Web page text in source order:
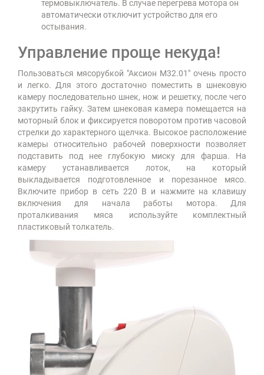
термовыключатель. В случае перегрева мотора он
автоматически отключит устройство для его
остывания.
Управление проще некуда!
Пользоваться мясорубкой "Аксион М32.01" очень просто
и легко. Для этого достаточно поместить в шнековую
камеру последовательно шнек, нож и решетку, после чего
закрутить гайку. Затем шнековая камера помещается на
моторный блок и фиксируется поворотом против часовой
стрелки до характерного щелчка. Высокое расположение
камеры относительно рабочей поверхности позволяет
подставить под нее глубокую миску для фарша. На
камеру устанавливается лоток, на который
выкладывается подготовленное и порезанное мясо.
Включите прибор в сеть 220 В и нажмите на клавишу
включения для начала работы мотора. Для
проталкивания мяса используйте комплектный
пластиковый толкатель.